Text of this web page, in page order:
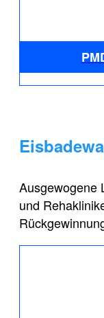
Ausgewogene
und